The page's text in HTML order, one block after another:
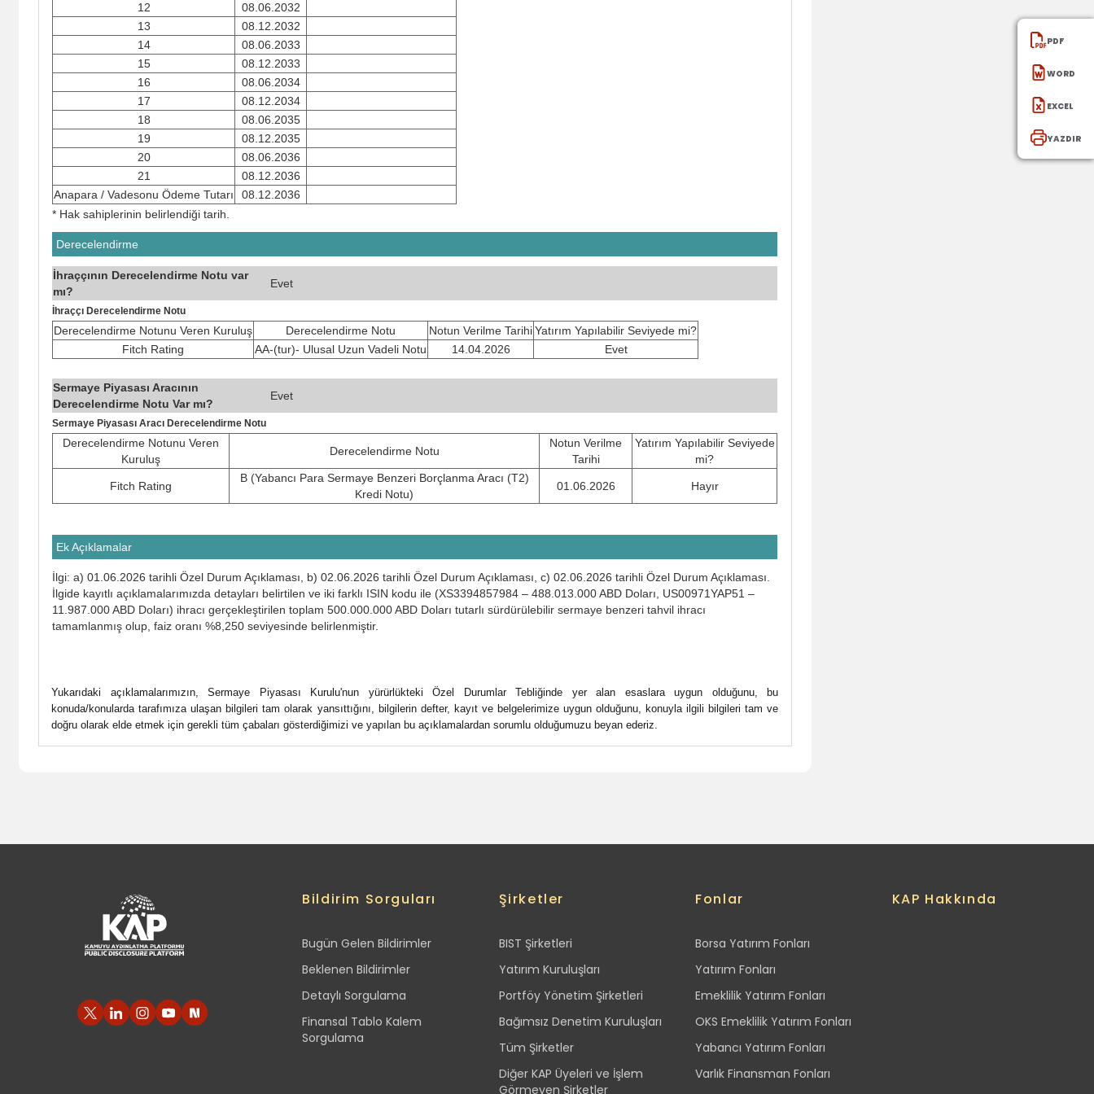
12
08.06.2032
13
08.12.2032
14
08.06.2033
15
08.12.2033
16
08.06.2034
17
08.12.2034
18
08.06.2035
19
08.12.2035
20
08.06.2036
21
08.12.2036
Anapara / Vadesonu Ödeme Tutarı
08.12.2036
* Hak sahiplerinin belirlendiği tarih.
Derecelendirme
İhraççının Derecelendirme Notu var
mı?
Evet
İhraççı Derecelendirme Notu
Derecelendirme Notunu Veren Kuruluş Derecelendirme Notu Notun Verilme TarihiYatırım Yapılabilir Seviyede mi?
Fitch Rating
AA-(tur)- Ulusal Uzun Vadeli Notu 14.04.2026 Evet
Sermaye Piyasası Aracının
Derecelendirme Notu Var mı?
Evet
Sermaye Piyasası Aracı Derecelendirme Notu
Derecelendirme Notunu Veren
Kuruluş
Derecelendirme Notu
Notun Verilme
Tarihi
Yatırım Yapılabilir Seviyede
mi?
Fitch Rating
B (Yabancı Para Sermaye Benzeri Borçlanma Aracı (T2)
Kredi Notu)
01.06.2026 Hayır
Ek Açıklamalar
İlgi: a) 01.06.2026 tarihli Özel Durum Açıklaması, b) 02.06.2026 tarihli Özel Durum Açıklaması, c) 02.06.2026 tarihli Özel Durum Açıklaması.
İlgide kayıtlı açıklamalarımızda detayları belirtilen ve iki farklı ISIN kodu ile (XS3394857984 – 488.013.000 ABD Doları, US00971YAP51 –
11.987.000 ABD Doları) ihracı gerçekleştirilen toplam 500.000.000 ABD Doları tutarlı sürdürülebilir sermaye benzeri tahvil ihracı
tamamlanmış olup, faiz oranı %8,250 seviyesinde belirlenmiştir.
Yukarıdaki açıklamalarımızın, Sermaye Piyasası Kurulu'nun yürürlükteki Özel Durumlar Tebliğinde yer alan esaslara uygun olduğunu, bu
konuda/konularda tarafımıza ulaşan bilgileri tam olarak yansıttığını, bilgilerin defter, kayıt ve belgelerimize uygun olduğunu, konuyla ilgili bilgileri tam ve
doğru olarak elde etmek için gerekli tüm çabaları gösterdiğimizi ve yapılan bu açıklamalardan sorumlu olduğumuzu beyan ederiz.
PDF
WORD
EXCEl
YAZDIR
Bildirim Sorguları
Bugün Gelen Bildirimler
Beklenen Bildirimler
Detaylı Sorgulama
Finansal Tablo Kalem
Sorgulama
Şirketler
BIST Şirketleri
Yatırım Kuruluşları
Portföy Yönetim Şirketleri
Bağımsız Denetim Kuruluşları
Tüm Şirketler
Diğer KAP Üyeleri ve İşlem
Görmeyen Şirketler
Fonlar
Borsa Yatırım Fonları
Yatırım Fonları
Emeklilik Yatırım Fonları
OKS Emeklilik Yatırım Fonları
Yabancı Yatırım Fonları
Varlık Finansman Fonları
KAP Hakkında